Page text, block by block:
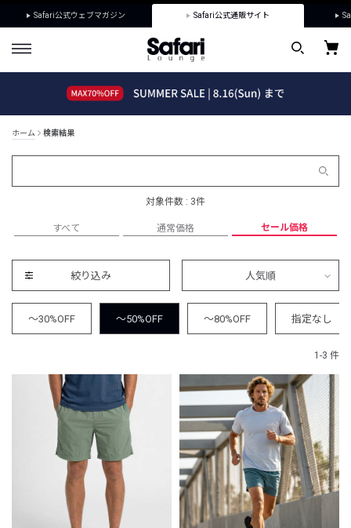
Safari公式ウェブマガジン Safari公式通販サイト
ホーム 検索結果
対象件数 : 3件
すべて 通常価格 セール価格
絞り込み 人気順
～30%OFF ～50%OFF ～80%OFF 指定なし
1-3 件